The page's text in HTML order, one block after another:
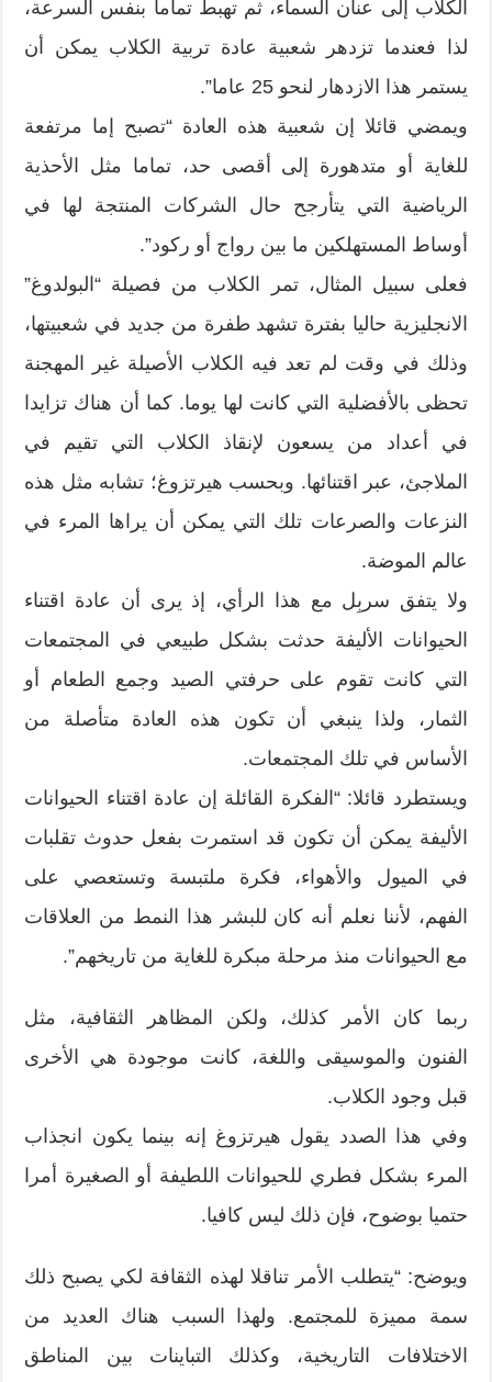
الكلاب إلى عنان السماء، ثم تهبط تماما بنفس السرعة،
لذا فعندما تزدهر شعبية عادة تربية الكلاب يمكن أن
يستمر هذا الازدهار لنحو 25 عاما”.
ويمضي قائلا إن شعبية هذه العادة “تصبح إما مرتفعة
للغاية أو متدهورة إلى أقصى حد، تماما مثل الأحذية
الرياضية التي يتأرجح حال الشركات المنتجة لها في
أوساط المستهلكين ما بين رواج أو ركود”.
فعلى سبيل المثال، تمر الكلاب من فصيلة “البولدوغ”
الانجليزية حاليا بفترة تشهد طفرة من جديد في شعبيتها،
وذلك في وقت لم تعد فيه الكلاب الأصيلة غير المهجنة
تحظى بالأفضلية التي كانت لها يوما. كما أن هناك تزايدا
في أعداد من يسعون لإنقاذ الكلاب التي تقيم في
الملاجئ، عبر اقتنائها. وبحسب هيرتزوغ؛ تشابه مثل هذه
النزعات والصرعات تلك التي يمكن أن يراها المرء في
عالم الموضة.
ولا يتفق سربِل مع هذا الرأي، إذ يرى أن عادة اقتناء
الحيوانات الأليفة حدثت بشكل طبيعي في المجتمعات
التي كانت تقوم على حرفتي الصيد وجمع الطعام أو
الثمار، ولذا ينبغي أن تكون هذه العادة متأصلة من
الأساس في تلك المجتمعات.
ويستطرد قائلا: “الفكرة القائلة إن عادة اقتناء الحيوانات
الأليفة يمكن أن تكون قد استمرت بفعل حدوث تقلبات
في الميول والأهواء، فكرة ملتبسة وتستعصي على
الفهم، لأننا نعلم أنه كان للبشر هذا النمط من العلاقات
مع الحيوانات منذ مرحلة مبكرة للغاية من تاريخهم”.
ربما كان الأمر كذلك، ولكن المظاهر الثقافية، مثل
الفنون والموسيقى واللغة، كانت موجودة هي الأخرى
قبل وجود الكلاب.
وفي هذا الصدد يقول هيرتزوغ إنه بينما يكون انجذاب
المرء بشكل فطري للحيوانات اللطيفة أو الصغيرة أمرا
حتميا بوضوح، فإن ذلك ليس كافيا.
ويوضح: “يتطلب الأمر تناقلا لهذه الثقافة لكي يصبح ذلك
سمة مميزة للمجتمع. ولهذا السبب هناك العديد من
الاختلافات التاريخية، وكذلك التباينات بين المناطق